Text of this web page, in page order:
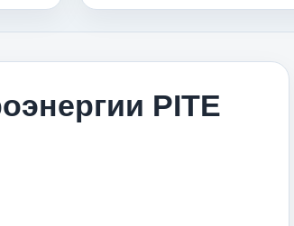
PITE